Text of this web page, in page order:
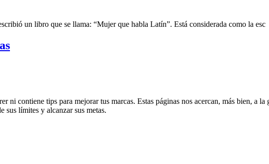
un libro que se llama: “Mujer que habla Latín”. Está considerada como la esc
ni contiene tips para mejorar tus marcas. Estas páginas nos acercan, más bien, a
sus límites y alcanzar sus metas.